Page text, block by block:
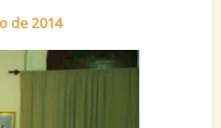
de 2014